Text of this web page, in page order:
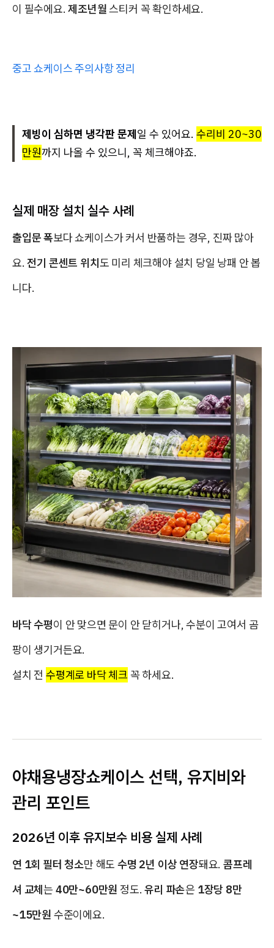
이 필수에요.제조년월스티커 꼭 확인하세요.
중고 쇼케이스 주의사항 정리
제빙이 심하면 냉각판 문제일 수 있어요. 수리비 20~30
만원까지 나올 수 있으니, 꼭 체크해야죠.
실제 매장 설치 실수 사례
출입문 폭보다 쇼케이스가 커서 반품하는 경우, 진짜 많아
요.전기 콘센트 위치도 미리 체크해야 설치 당일 낭패 안 봅
니다.
바닥 수평이 안 맞으면 문이 안 닫히거나, 수분이 고여서 곰
팡이 생기거든요.
설치 전 수평계로 바닥 체크 꼭 하세요.
야채용냉장쇼케이스 선택, 유지비와
관리 포인트
2026년 이후 유지보수 비용 실제 사례
연 1회 필터 청소만 해도수명 2년 이상 연장돼요.콤프레
셔 교체는 40만~60만원 정도.유리 파손은 1장당 8만
~15만원 수준이에요.